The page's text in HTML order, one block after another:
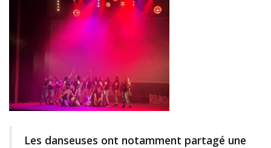
Les danseuses ont notamment partagé une